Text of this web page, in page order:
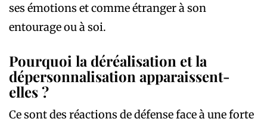
ses émotions et comme étranger à son
entourage ou à soi.
Pourquoi la déréalisation et la
dépersonnalisation apparaissent-
elles ?
Ce sont des réactions de défense face à une forte